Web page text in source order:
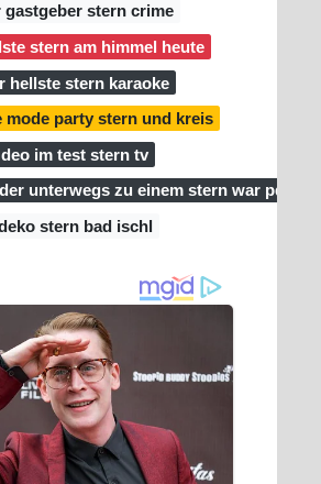
gastgeber stern crime
stern am himmel heute
hellste stern karaoke
mode party stern und kreis
deo im test stern tv
unterwegs zu einem stern war pdf
stern bad ischl